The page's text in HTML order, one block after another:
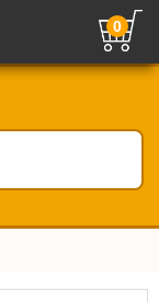
0